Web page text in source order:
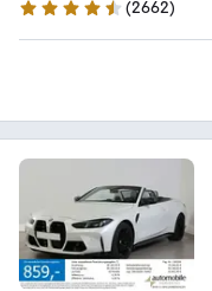
4.6 Sterne
(2662)